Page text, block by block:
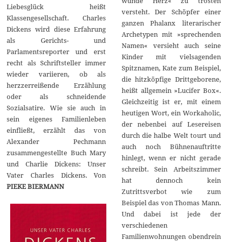
Liebesglück heißt
Klassengesellschaft. Charles
Dickens wird diese Erfahrung
als Gerichts- und
Parlamentsreporter und erst
recht als Schriftsteller immer
wieder variieren, ob als
herzzerreißende Erzählung
oder als schneidende
Sozialsatire. Wie sie auch in
sein eigenes Familienleben
einfließt, erzählt das von
Alexander Pechmann
zusammengestellte Buch Mary
und Charlie Dickens: Unser
Vater Charles Dickens. Von
PIEKE BIERMANN
versteht. Der Schöpfer einer
ganzen Phalanx literarischer
Archetypen mit »sprechenden
Namen« versieht auch seine
Kinder mit vielsagenden
Spitznamen, Kate zum Beispiel,
die hitzköpfige Drittgeborene,
heißt allgemein »Lucifer Box«.
Gleichzeitig ist er, mit einem
heutigen Wort, ein Workaholic,
der nebenbei auf Lesereisen
durch die halbe Welt tourt und
auch noch Bühnenauftritte
hinlegt, wenn er nicht gerade
schreibt. Sein Arbeitszimmer
hat dennoch kein
Zutrittsverbot wie zum
Beispiel das von Thomas Mann.
Und dabei ist jede der
verschiedenen
Familienwohnungen obendrein